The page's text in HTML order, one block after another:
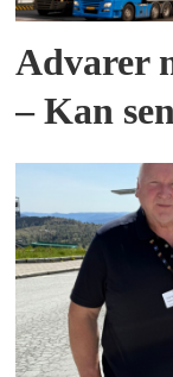
Advarer
– Kan